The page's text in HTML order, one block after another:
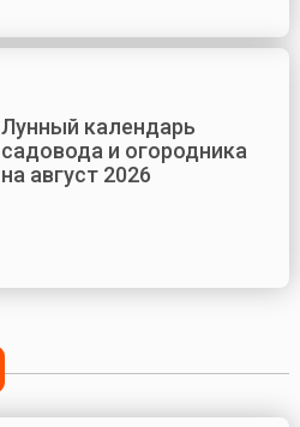
Лунный календарь
садовода и огородника
на август 2026